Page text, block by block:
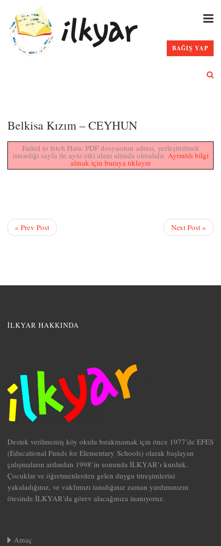
BAĞIŞ YAP
Belkisa Kızım – CEYHUN
Failed to fetch Hata: PDF dosyasının adresi, yerleştirilmek
istendiği sayfa ile aynı etki alanı altında olmalıdır. Ayrıntılı bilgi
almak için buraya tıklayın
« Prev Post Next Post »
İLKYAR HAKKINDA
Destek verilmemiş köy okulu bırakmamak için önce 1977’de EFES
(Educational Funds for Elementary Schools) olarak başlayan
çalışmaların ardından 1998’in sonunda İLKYAR’ı kurduk.
Çocuklar ve öğretmenlerden gelen duygu titreşimlerini
yakaladığınız, ve vakfımızı tanıdığınız zaman yardımınızın
ötesinde İLKYAR’da görev alacağınıza inanıyoruz.
Amaç